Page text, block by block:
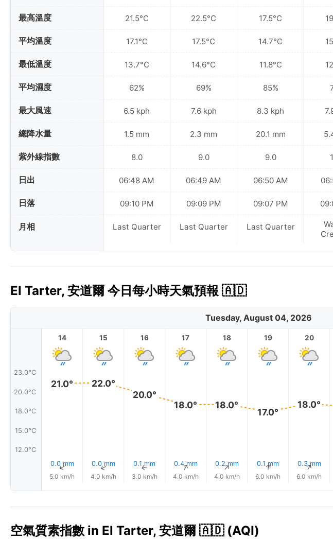
最高溫度
平均溫度
最低溫度
平均濕度
最大風速
總降水量
紫外線指數
日出
日落
月相
21.5°C
17.1°C
13.7°C
62%
6.5 kph
1.5 mm
8.0
06:48 AM
09:10 PM
Last Quarter
22.5°C
17.5°C
14.6°C
69%
7.6 kph
2.3 mm
9.0
06:49 AM
09:09 PM
Last Quarter
17.5°C
14.7°C
11.8°C
85%
8.3 kph
20.1 mm
9.0
06:50 AM
09:07 PM
Last Quarter
El Tarter, 安道爾 今日每小時天氣預報 🇦🇩
Tuesday, August 04, 2026
23.0°C
20.0°C
18.0°C
15.0°C
12.0°C
14
21.0°
0.0 mm
↑
5.0 km/h
15
22.0°
0.0 mm
↑
4.0 km/h
16
20.0°
0.1 mm
↑
3.0 km/h
17
18.0°
0.4 mm
↑
4.0 km/h
18
18.0°
0.2 mm
↑
4.0 km/h
19
17.0°
0.1 mm
↑
6.0 km/h
20
18.0°
0.3 mm
↑
6.0 km/h
空氣質素指數 in El Tarter, 安道爾 🇦🇩 (AQI)